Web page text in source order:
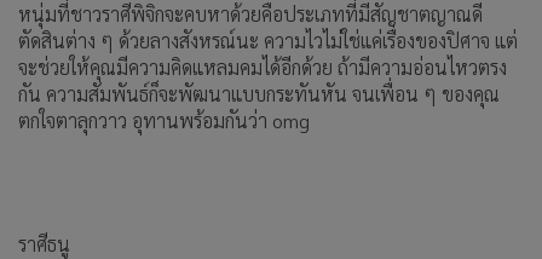
หนุ่มที่ชาวราศีพิจิกจะคบหาด้วยคือประเภทที่มีสัญชาตญาณดี
ตัดสินต่าง ๆ ด้วยลางสังหรณ์นะ ความไวไม่ใช่แค่เรื่องของปิศาจ แต่
จะช่วยให้คุณมีความคิดแหลมคมได้อีกด้วย ถ้ามีความอ่อนไหวตรง
กัน ความสัมพันธ์ก็จะพัฒนาแบบกระทันหัน จนเพื่อน ๆ ของคุณ
ตกใจตาลุกวาว อุทานพร้อมกันว่า omg
ราศีธนู